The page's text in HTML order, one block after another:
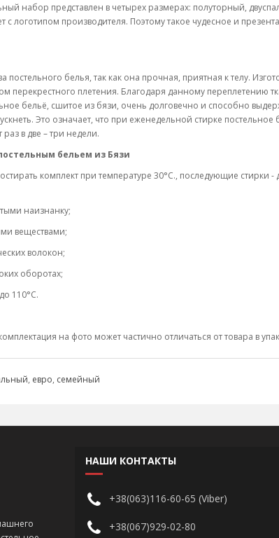
набор представлен в четырех размерах: полуторный,
с логотипом производителя. Поэтому такое чудесное и
белья, так как она прочная, приятная к телу.
перекрестного плетения. Благодаря данному переплетению
бельё, сшитое из бязи, очень долговечно и способно
Это означает, что при еженедельной стирке постельное
в две – три недели.
бельем из Бязи
комплект при температуре 30°C., последующие стирки -
наизнанку;
веществами;
волокон;
оборотах;
110°C.
на фото может частично отличаться от товара в
, евро, семейный
НАШИ КОНТАКТЫ
+38(063)116-60-65 (Viber)
+38(067)929-02-80